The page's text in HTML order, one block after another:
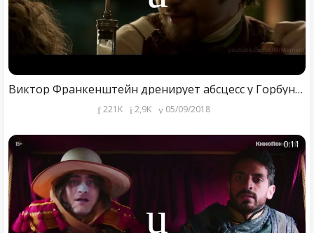
Виктор Франкенштейн дренирует абсцесс у Горбуна Игоря Виктор Франкенштейн 2015
221K 2,9K 05/09/2018
0:11